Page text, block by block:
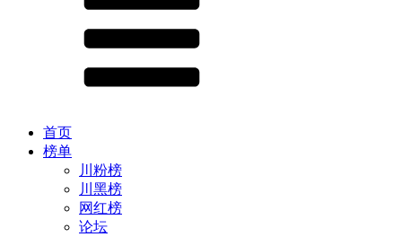
首页
榜单
川粉榜
川黑榜
网红榜
论坛